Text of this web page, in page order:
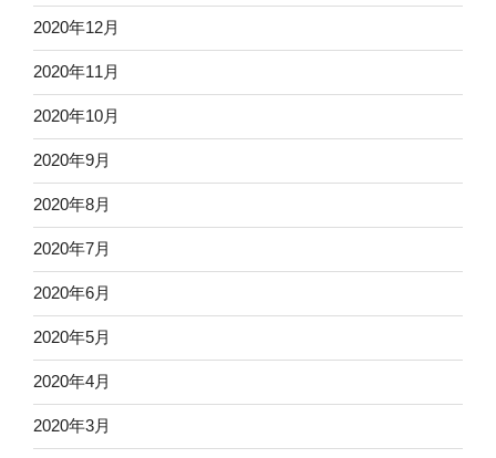
2020年12月
2020年11月
2020年10月
2020年9月
2020年8月
2020年7月
2020年6月
2020年5月
2020年4月
2020年3月